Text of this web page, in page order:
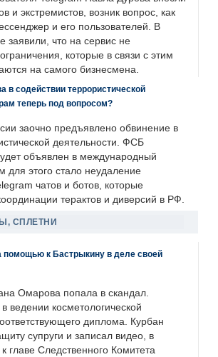
и экстремистов, возник вопрос, как
и его пользователей. В
заявили, что на сервис не
которые в связи с этим
на самого бизнесмена.
в содействии террористической
теперь под вопросом?
заочно предъявлено обвинение в
деятельности. ФСБ
объявлен в международный
для этого стало неудаление
чатов и ботов, которые
терактов и диверсий в РФ.
СПЛЕТНИ
помощью к Бастрыкину в деле своей
Омарова попала в скандал.
ведении косметологической
диплома. Курбан
супруги и записал видео, в
главе Следственного Комитета